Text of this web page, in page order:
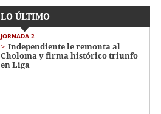
LO ÚLTIMO
JORNADA 2
Independiente le remonta al
Choloma y firma histórico triunfo
en Liga